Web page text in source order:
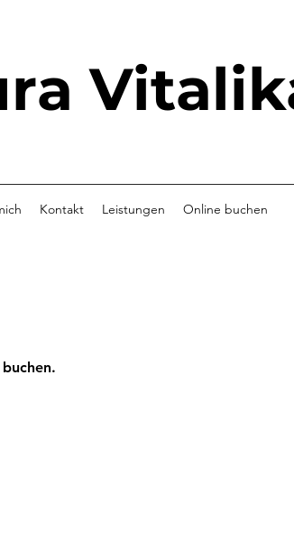
Kontakt Leistungen Online buchen